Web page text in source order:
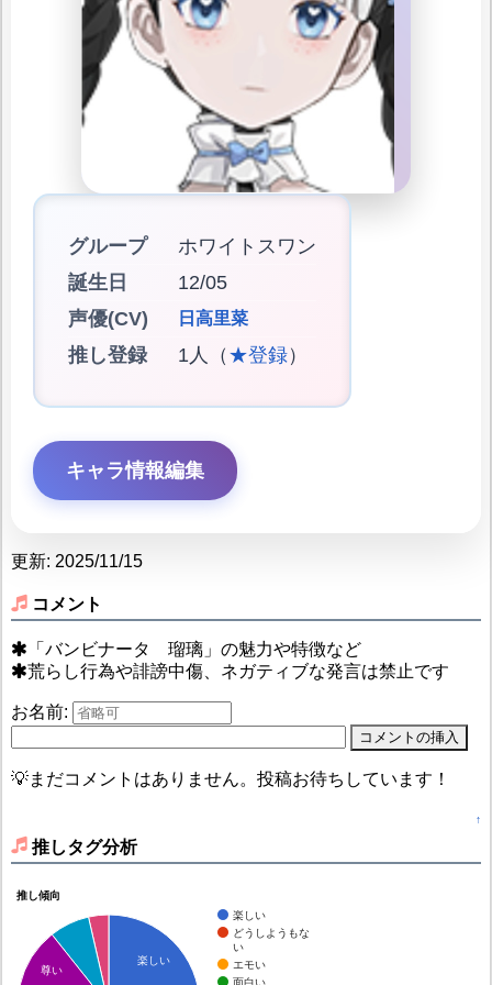
グループ
ホワイトスワン
誕生日
12/05
声優(CV)
日高里菜
推し登録 1人（ ★登録）
キャラ情報編集
更新: 2025/11/15
コメント
「バンビナータ 瑠璃」の魅力や特徴など
荒らし行為や誹謗中傷、ネガティブな発言は禁止です
お名前:
💡まだコメントはありません。投稿お待ちしています！
↑
推しタグ分析
推し傾向
楽しい
どうしようもな
い
エモい
面白い
楽しい
尊い